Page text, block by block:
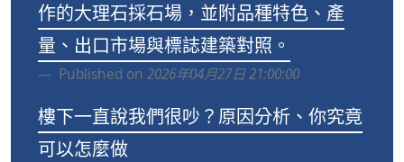
作的大理石採石場，並附品種特色、產
量、出口市場與標誌建築對照。
Published on 2026年04月27日 21:00:00
樓下一直說我們很吵？原因分析、你究竟
可以怎麼做